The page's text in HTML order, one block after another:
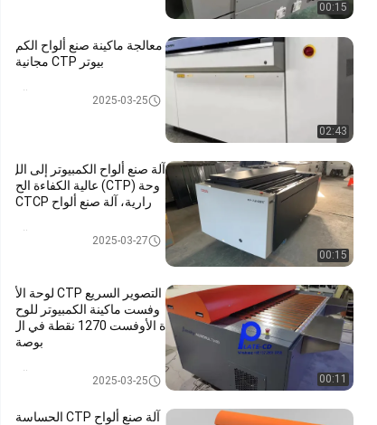
00:15
02:43
معالجة ماكينة صنع ألواح الكم
بيوتر CTP مجانية
الكمبيوتر للوحة الآلة2025-03-25
00:15
آلة صنع ألواح الكمبيوتر إلى الل
وحة (CTP) عالية الكفاءة الح
رارية، آلة صنع ألواح CTCP
الكمبيوتر للوحة الآلة2025-03-27
00:11
التصوير السريع CTP لوحة الأ
وفست ماكينة الكمبيوتر للوح
ة الأوفست 1270 نقطة في ال
بوصة
الكمبيوتر للوحة الآلة2025-03-25
آلة صنع ألواح CTP الحساسة